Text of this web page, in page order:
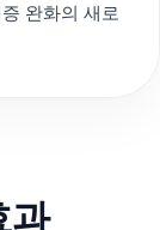
완화의 새로
과